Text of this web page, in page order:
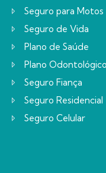
Seguro para Motos
Seguro de Vida
Plano de Saúde
Plano Odontológico
Seguro Fiança
Seguro Residencial
Seguro Celular